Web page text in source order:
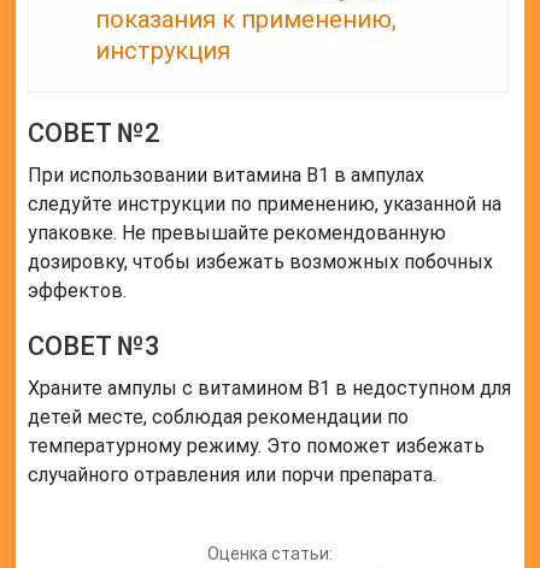
показания к применению,
инструкция
СОВЕТ №2
При использовании витамина В1 в ампулах
следуйте инструкции по применению, указанной на
упаковке. Не превышайте рекомендованную
дозировку, чтобы избежать возможных побочных
эффектов.
СОВЕТ №3
Храните ампулы с витамином В1 в недоступном для
детей месте, соблюдая рекомендации по
температурному режиму. Это поможет избежать
случайного отравления или порчи препарата.
Оценка статьи: